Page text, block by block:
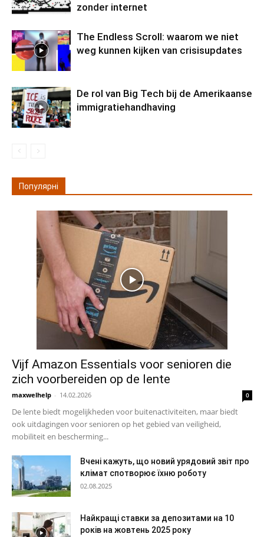
zonder internet
The Endless Scroll: waarom we niet
weg kunnen kijken van crisisupdates
De rol van Big Tech bij de Amerikaanse
immigratiehandhaving
Популярні
Vijf Amazon Essentials voor senioren die
zich voorbereiden op de lente
maxwelhelp - 14.02.2026 0
De lente biedt mogelijkheden voor buitenactiviteiten, maar biedt
ook uitdagingen voor senioren op het gebied van veiligheid,
mobiliteit en bescherming...
Вчені кажуть, що новий урядовий звіт про
клімат спотворює їхню роботу
02.08.2025
Найкращі ставки за депозитами на 10
років на жовтень 2025 року